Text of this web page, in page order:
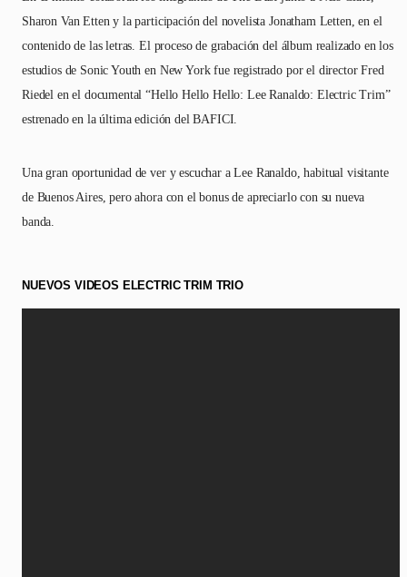
Sharon Van Etten y la participación del novelista Jonatham Letten, en el
contenido de las letras. El proceso de grabación del álbum realizado en los
estudios de Sonic Youth en New York fue registrado por el director Fred
Riedel en el documental “Hello Hello Hello: Lee Ranaldo: Electric Trim”
estrenado en la última edición del BAFICI.
Una gran oportunidad de ver y escuchar a Lee Ranaldo, habitual visitante
de Buenos Aires, pero ahora con el bonus de apreciarlo con su nueva
banda.
NUEVOS VIDEOS ELECTRIC TRIM TRIO